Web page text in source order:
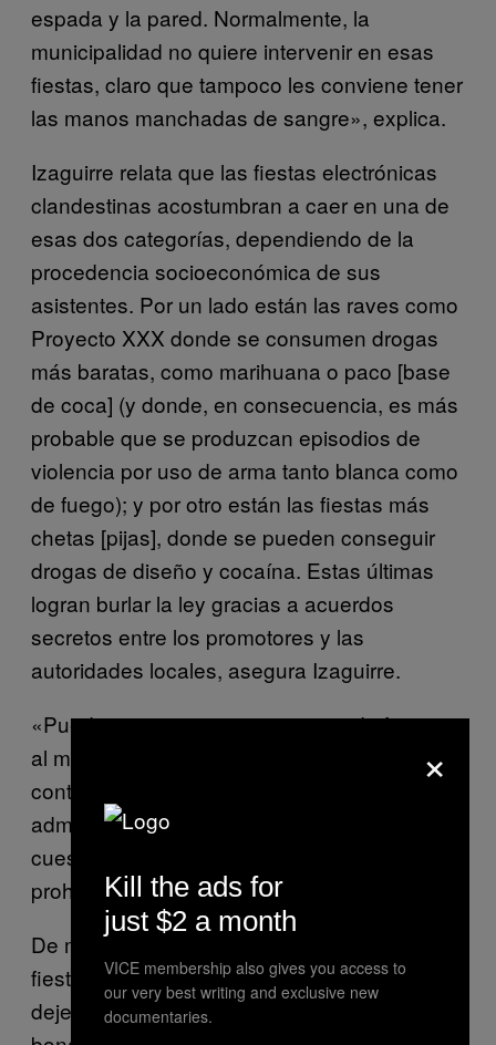
espada y la pared. Normalmente, la
municipalidad no quiere intervenir en esas
fiestas, claro que tampoco les conviene tener
las manos manchadas de sangre», explica.
Izaguirre relata que las fiestas electrónicas
clandestinas acostumbran a caer en una de
esas dos categorías, dependiendo de la
procedencia socioeconómica de sus
asistentes. Por un lado están las raves como
Proyecto XXX donde se consumen drogas
más baratas, como marihuana o paco [base
de coca] (y donde, en consecuencia, es más
probable que se produzcan episodios de
violencia por uso de arma tanto blanca como
de fuego); y por otro están las fiestas más
chetas [pijas], donde se pueden conseguir
drogas de diseño y cocaína. Estas últimas
logran burlar la ley gracias a acuerdos
secretos entre los promotores y las
autoridades locales, asegura Izaguirre.
«Puedes apostar que en ese tipo de fiestas,
al menos uno de los promotores tiene algún
contacto en el poder judicial o en la
administración local, de manera que no le
cuesta nada eludir las supuestas
prohibiciones», relata.
De manera, que habría que esperar que
fiestas proscritas como Proyecto XXX, no
dejen de producirse por toda la periferia
×
Kill the ads for
just $2 a month
VICE membership also gives you access to
our very best writing and exclusive new
documentaries.